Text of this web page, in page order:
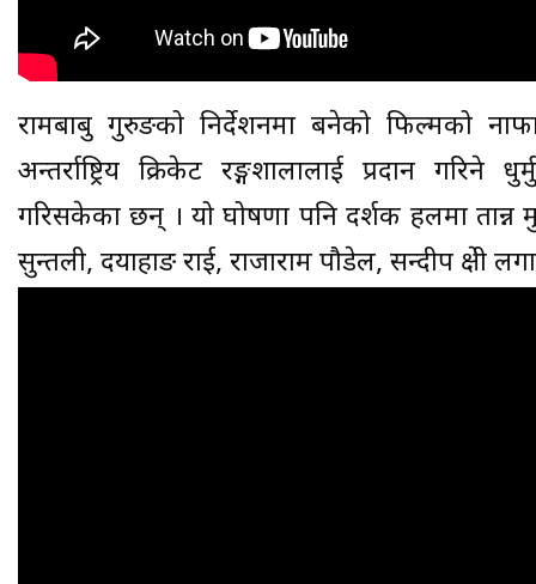
रामबाबु गुरुङको निर्देशनमा बनेको फिल्मको
अन्तर्राष्ट्रिय क्रिकेट रङ्गशालालाई प्रदान
गरिसकेका छन् । यो घोषणा पनि दर्शक हलमा तान्न
सुन्तली, दयाहाङ राई, राजाराम पौडेल, सन्दीप